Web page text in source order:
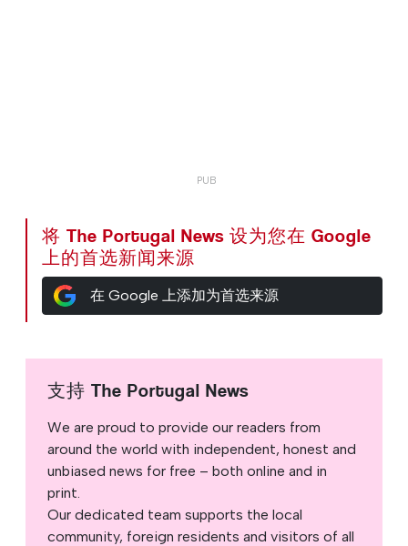
将 The Portugal News 设为您在 Google
上的首选新闻来源
在 Google 上添加为首选来源
支持 The Portugal News
We are proud to provide our readers from
around the world with independent, honest and
unbiased news for free – both online and in
print.
Our dedicated team supports the local
community, foreign residents and visitors of all